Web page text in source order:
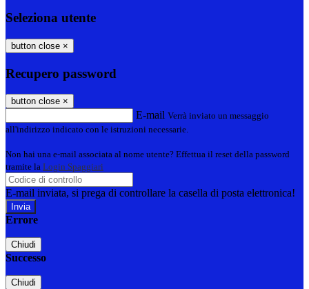
Seleziona utente
button close ×
Recupero password
button close ×
E-mail Verrà inviato un messaggio
all'indirizzo indicato con le istruzioni necessarie.
Non hai una e-mail associata al nome utente? Effettua il reset della password
tramite la Login Spaggiari
E-mail inviata, si prega di controllare la casella di posta elettronica!
Errore
Chiudi
Successo
Chiudi